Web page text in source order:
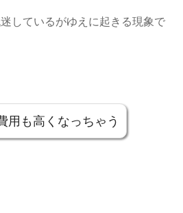
しているがゆえに起きる現象で
用も高くなっちゃう